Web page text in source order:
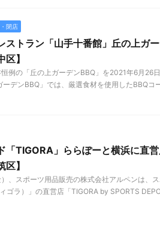
閉店
ストラン「山手十番館」丘の上ガ
】
例の「丘の上ガーデンBBQ」を2021年6月26
デンBBQ」では、厳選食材を使用したBBQコ
「TIGORA」ららぽーと横浜に直
】
、スポーツ用品販売の株式会社アルペンは、
ゴラ）」の直営店「TIGORA by SPORTS